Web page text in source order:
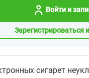
Войти и
Зарегистрироваться
сигарет